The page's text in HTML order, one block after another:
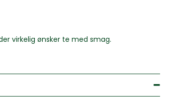
virkelig ønsker te med smag.